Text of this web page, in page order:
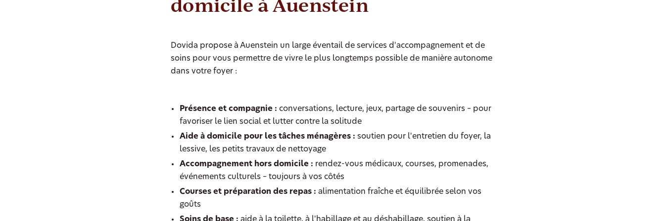
Dovida propose à Auenstein un large éventail de services d'accompagnement et de
soins pour vous permettre de vivre le plus longtemps possible de manière autonome
dans votre foyer :
Présence et compagnie : conversations, lecture, jeux, partage de souvenirs – pour
favoriser le lien social et lutter contre la solitude
Aide à domicile pour les tâches ménagères : soutien pour l'entretien du foyer, la
lessive, les petits travaux de nettoyage
Accompagnement hors domicile : rendez-vous médicaux, courses, promenades,
événements culturels – toujours à vos côtés
Courses et préparation des repas : alimentation fraîche et équilibrée selon vos
goûts
Soins de base : aide à la toilette, à l'habillage et au déshabillage, soutien à la